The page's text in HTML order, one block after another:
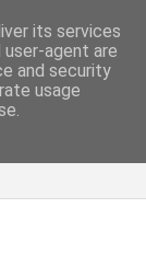
its services
user-agent are
and security
usage